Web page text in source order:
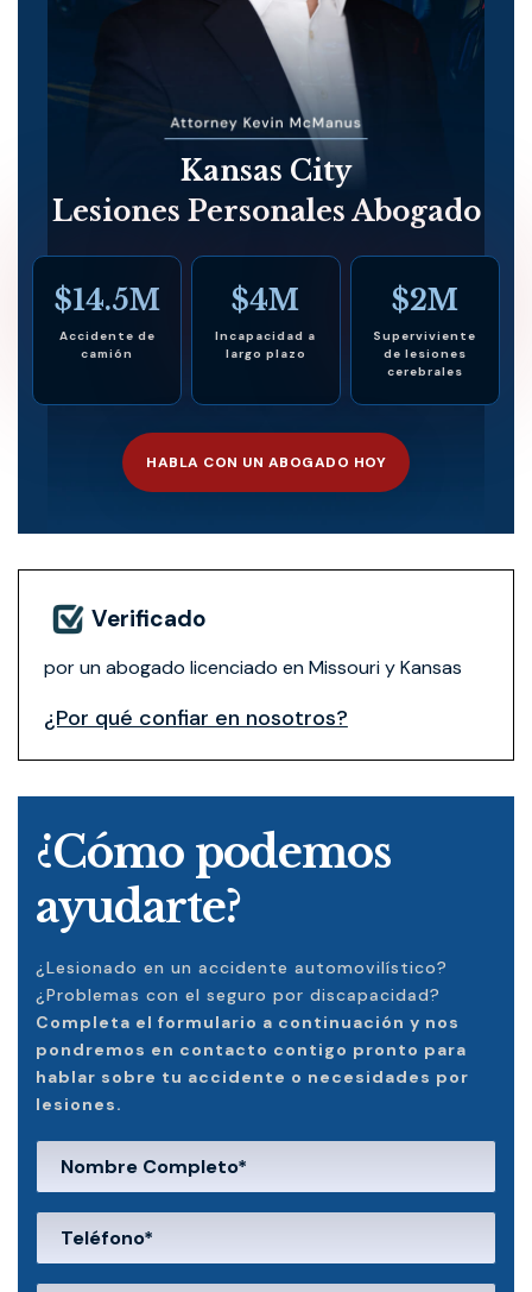
Kansas City
Lesiones Personales Abogado
$14.5M
Accidente de
camión
$4M
Incapacidad a
largo plazo
$2M
Superviviente
de lesiones
cerebrales
HABLA CON UN ABOGADO HOY
Verificado
por un abogado licenciado en Missouri y Kansas
¿Por qué confiar en nosotros?
¿Cómo podemos
ayudarte?
¿Lesionado en un accidente automovilístico?
¿Problemas con el seguro por discapacidad?
Completa el formulario a continuación y nos
pondremos en contacto contigo pronto para
hablar sobre tu accidente o necesidades por
lesiones.